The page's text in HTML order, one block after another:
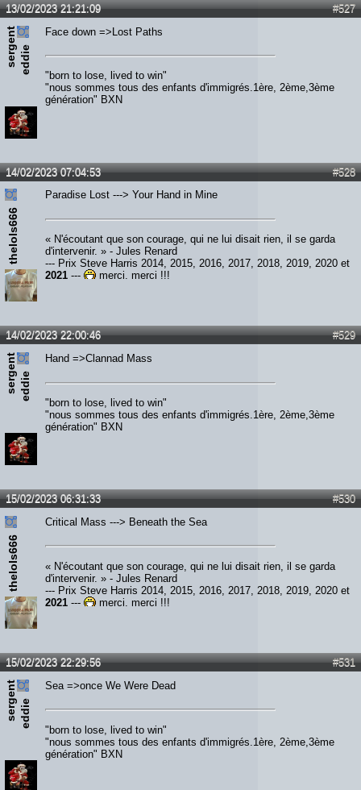
#527
13/02/2023 21:21:09
s
e
rg
e
n
t
e
d
d
ie
Face down =>Lost Paths
"born to lose, lived to win"
"nous sommes tous des enfants d'immigrés.1ère, 2ème,3ème
génération" BXN
#528
14/02/2023 07:04:53
thelols666
Paradise Lost ---> Your Hand in Mine
« N'écoutant que son courage, qui ne lui disait rien, il se garda
d'intervenir. » - Jules Renard
--- Prix Steve Harris 2014, 2015, 2016, 2017, 2018, 2019, 2020 et
2021 --- merci, merci !!!
#529
14/02/2023 22:00:46
s
e
rg
e
n
t
e
d
d
ie
Hand =>Clannad Mass
"born to lose, lived to win"
"nous sommes tous des enfants d'immigrés.1ère, 2ème,3ème
génération" BXN
#530
15/02/2023 06:31:33
thelols666
Critical Mass ---> Beneath the Sea
« N'écoutant que son courage, qui ne lui disait rien, il se garda
d'intervenir. » - Jules Renard
--- Prix Steve Harris 2014, 2015, 2016, 2017, 2018, 2019, 2020 et
2021 --- merci, merci !!!
#531
15/02/2023 22:29:56
s
e
rg
e
n
t
e
d
d
ie
Sea =>once We Were Dead
"born to lose, lived to win"
"nous sommes tous des enfants d'immigrés.1ère, 2ème,3ème
génération" BXN